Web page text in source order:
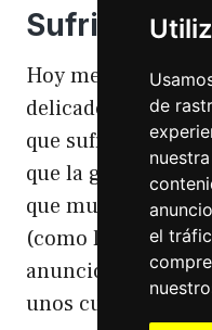
de
el
Sufriendo
Hoy me apetece
delicado. Hoy
que sufro día si día
que la gordofobia
que muchas
(como las
anuncio). Nos
unos cuerpos